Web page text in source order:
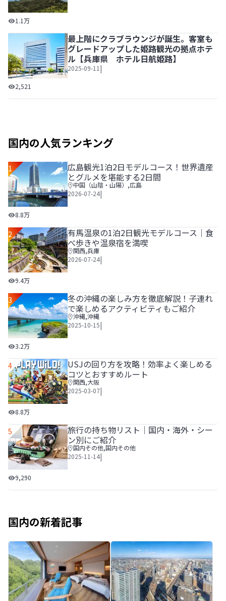
淡路島観光のおすすめモデルコース｜1泊2日で満喫
1.1万
最上階にクラブラウンジが誕生。客室もグレードアップ
2,521
最上階にクラブラウンジが誕生。客室も
グレードアップした姫路観光の拠点ホテ
ル【兵庫県 ホテル日航姫路】
2025-09-11 |
国内の人気ランキング
1
広島観光1泊2日モデルコース！世界遺産とグルメを堪能す
8.8万
広島観光1泊2日モデルコース！世界遺産
とグルメを堪能する2日間
中国（山陰・山陽） ,広島
2026-07-24|
2
有馬温泉の1泊2日観光モデルコース｜食べ歩きや温泉宿を
9.4万
有馬温泉の1泊2日観光モデルコース｜食
べ歩きや温泉宿を満喫
関西,兵庫
2026-07-24|
3
冬の沖縄の楽しみ方を徹底解説！子連れで楽しめるアクテ
3.2万
冬の沖縄の楽しみ方を徹底解説！子連れ
で楽しめるアクティビティもご紹介
沖縄,沖縄
2025-10-15|
4
USJの回り方を攻略！効率よく楽しめるコツとおすすめル
8.8万
USJの回り方を攻略！効率よく楽しめる
コツとおすすめルート
関西,大阪
2025-03-07|
5
旅行の持ち物リスト│国内・海外・シーン別にご紹介
9,290
旅行の持ち物リスト│国内・海外・シー
ン別にご紹介
国内その他,国内その他
2025-11-14|
国内の新着記事